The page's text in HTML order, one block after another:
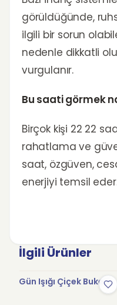
görüldüğünde,
ilgili bir sorun
nedenle dikkatli
vurgulanır.
Bu saati görmek
Birçok kişi 22 22
rahatlama ve
saat, özgüven,
enerjiyi temsil
İlgili Ürünler
Gün Işığı Çiçek Buketi